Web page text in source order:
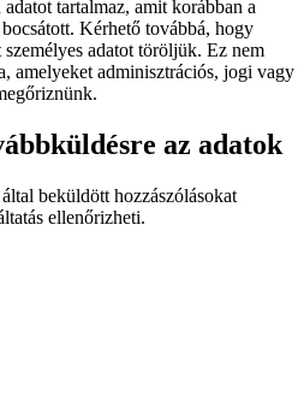
tartalmaz, amit korábban a
Kérhető továbbá, hogy
adatot töröljük. Ez nem
amelyeket adminisztrációs, jogi vagy
az adatok
beküldött hozzászólásokat
ellenőrizheti.